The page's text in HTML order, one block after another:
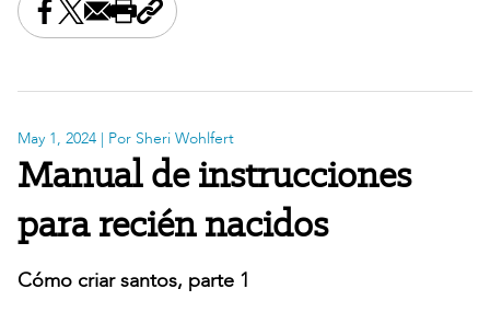
Share this on Facebook
Share this on X
Share this by email
Print this page
Copy the page address
May 1, 2024 | Por Sheri Wohlfert
Manual de instrucciones
para recién nacidos
Cómo criar santos, parte 1